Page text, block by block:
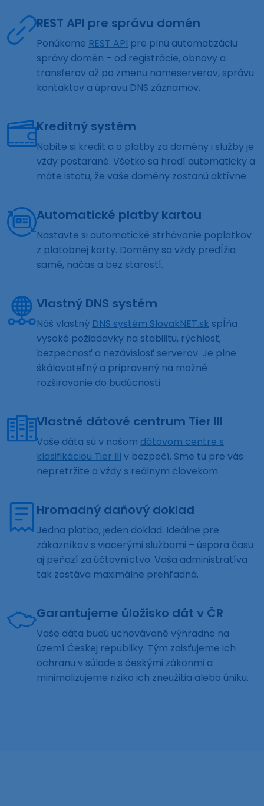
REST API pre správu domén
Ponúkame REST API pre plnú automatizáciu
správy domén – od registrácie, obnovy a
transferov až po zmenu nameserverov, správu
kontaktov a úpravu DNS záznamov.
Kreditný systém
Nabite si kredit a o platby za domény i služby je
vždy postarané. Všetko sa hradí automaticky a
máte istotu, že vaše domény zostanú aktívne.
Automatické platby kartou
Nastavte si automatické strhávanie poplatkov
z platobnej karty. Domény sa vždy predĺžia
samé, načas a bez starostí.
Vlastný DNS systém
Náš vlastný DNS systém SlovakNET.sk spĺňa
vysoké požiadavky na stabilitu, rýchlosť,
bezpečnosť a nezávislosť serverov. Je plne
škálovateľný a pripravený na možné
rozširovanie do budúcnosti.
Vlastné dátové centrum Tier III
Vaše dáta sú v našom dátovom centre s
klasifikáciou Tier III v bezpečí. Sme tu pre vás
nepretržite a vždy s reálnym človekom.
Hromadný daňový doklad
Jedna platba, jeden doklad. Ideálne pre
zákazníkov s viacerými službami – úspora času
aj peňazí za účtovníctvo. Vaša administratíva
tak zostáva maximálne prehľadná.
Garantujeme úložisko dát v ČR
Vaše dáta budú uchovávané výhradne na
území Českej republiky. Tým zaisťujeme ich
ochranu v súlade s českými zákonmi a
minimalizujeme riziko ich zneužitia alebo úniku.